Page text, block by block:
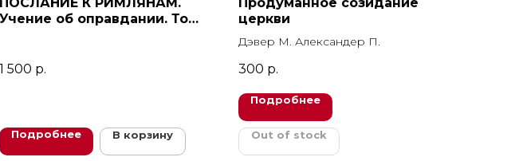
Учение об оправдании. Том
1 500 р.
Подробнее В корзину
церкви
Дэвер М. Александер П.
300 р.
Подробнее
Out of stock